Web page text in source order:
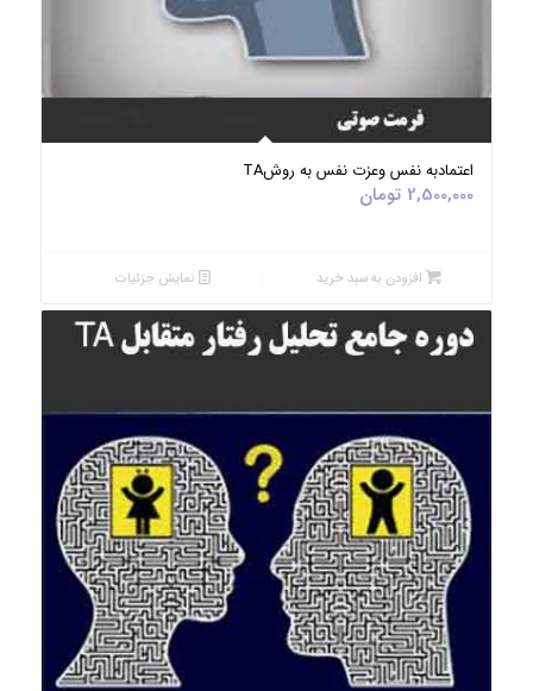
5.00
اعتمادبه نفس وعزت نفس به روشTA
2,500,000 تومان
افزودن به سبد خرید نمایش جزئیات